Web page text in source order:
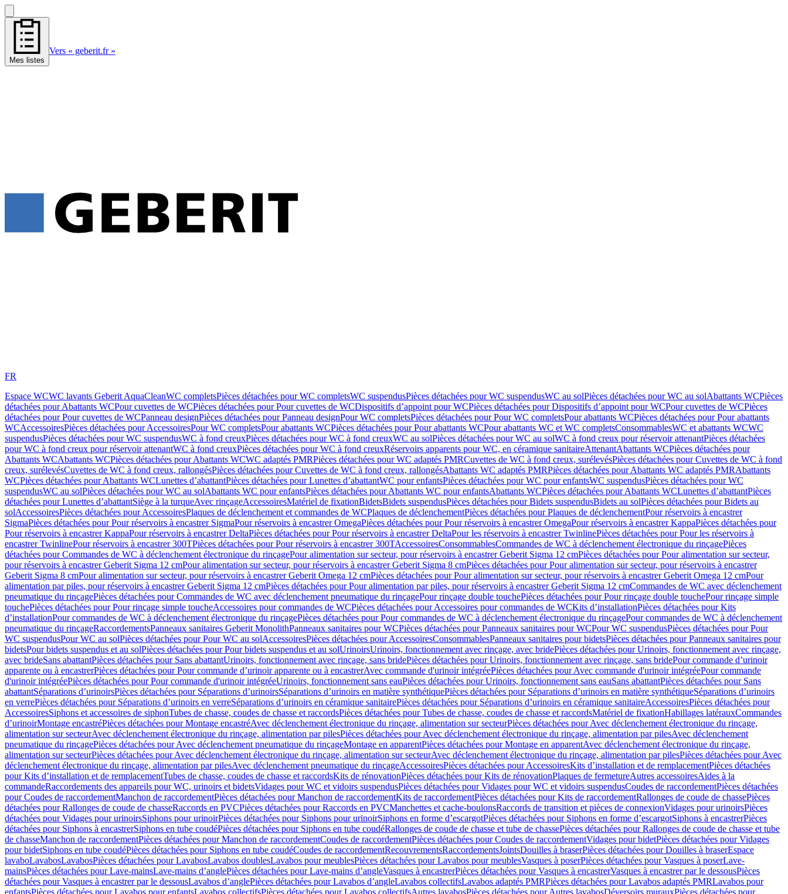
Mes listes
Vers « geberit.fr »
FR
Espace WCWC lavants Geberit AquaCleanWC completsPièces détachées pour WC completsWC suspendusPièces détachées pour WC suspendusWC au solPièces détachées pour WC au solAbattants WCPièces
détachées pour Abattants WCPour cuvettes de WCPièces détachées pour Pour cuvettes de WCDispositifs d’appoint pour WCPièces détachées pour Dispositifs d’appoint pour WCPour cuvettes de WCPièces
détachées pour Pour cuvettes de WCPanneau designPièces détachées pour Panneau designPour WC completsPièces détachées pour Pour WC completsPour abattants WCPièces détachées pour Pour abattants
WCAccessoiresPièces détachées pour AccessoiresPour WC completsPour abattants WCPièces détachées pour Pour abattants WCPour abattants WC et WC completsConsommablesWC et abattants WCWC
suspendusPièces détachées pour WC suspendusWC à fond creuxPièces détachées pour WC à fond creuxWC au solPièces détachées pour WC au solWC à fond creux pour réservoir attenantPièces détachées
pour WC à fond creux pour réservoir attenantWC à fond creuxPièces détachées pour WC à fond creuxRéservoirs apparents pour WC, en céramique sanitaireAttenantAbattants WCPièces détachées pour
Abattants WCAbattants WCPièces détachées pour Abattants WCWC adaptés PMRPièces détachées pour WC adaptés PMRCuvettes de WC à fond creux, surélevésPièces détachées pour Cuvettes de WC à fond
creux, surélevésCuvettes de WC à fond creux, rallongésPièces détachées pour Cuvettes de WC à fond creux, rallongésAbattants WC adaptés PMRPièces détachées pour Abattants WC adaptés PMRAbattants
WCPièces détachées pour Abattants WCLunettes d’abattantPièces détachées pour Lunettes d’abattantWC pour enfantsPièces détachées pour WC pour enfantsWC suspendusPièces détachées pour WC
suspendusWC au solPièces détachées pour WC au solAbattants WC pour enfantsPièces détachées pour Abattants WC pour enfantsAbattants WCPièces détachées pour Abattants WCLunettes d’abattantPièces
détachées pour Lunettes d’abattantSiège à la turqueAvec rinçageAccessoiresMatériel de fixationBidetsBidets suspendusPièces détachées pour Bidets suspendusBidets au solPièces détachées pour Bidets au
solAccessoiresPièces détachées pour AccessoiresPlaques de déclenchement et commandes de WCPlaques de déclenchementPièces détachées pour Plaques de déclenchementPour réservoirs à encastrer
SigmaPièces détachées pour Pour réservoirs à encastrer SigmaPour réservoirs à encastrer OmegaPièces détachées pour Pour réservoirs à encastrer OmegaPour réservoirs à encastrer KappaPièces détachées pour
Pour réservoirs à encastrer KappaPour réservoirs à encastrer DeltaPièces détachées pour Pour réservoirs à encastrer DeltaPour les réservoirs à encastrer TwinlinePièces détachées pour Pour les réservoirs à
encastrer TwinlinePour réservoirs à encastrer 300TPièces détachées pour Pour réservoirs à encastrer 300TAccessoiresConsommablesCommandes de WC à déclenchement électronique du rinçagePièces
détachées pour Commandes de WC à déclenchement électronique du rinçagePour alimentation sur secteur, pour réservoirs à encastrer Geberit Sigma 12 cmPièces détachées pour Pour alimentation sur secteur,
pour réservoirs à encastrer Geberit Sigma 12 cmPour alimentation sur secteur, pour réservoirs à encastrer Geberit Sigma 8 cmPièces détachées pour Pour alimentation sur secteur, pour réservoirs à encastrer
Geberit Sigma 8 cmPour alimentation sur secteur, pour réservoirs à encastrer Geberit Omega 12 cmPièces détachées pour Pour alimentation sur secteur, pour réservoirs à encastrer Geberit Omega 12 cmPour
alimentation par piles, pour réservoirs à encastrer Geberit Sigma 12 cmPièces détachées pour Pour alimentation par piles, pour réservoirs à encastrer Geberit Sigma 12 cmCommandes de WC avec déclenchement
pneumatique du rinçagePièces détachées pour Commandes de WC avec déclenchement pneumatique du rinçagePour rinçage double touchePièces détachées pour Pour rinçage double touchePour rinçage simple
touchePièces détachées pour Pour rinçage simple toucheAccessoires pour commandes de WCPièces détachées pour Accessoires pour commandes de WCKits d’installationPièces détachées pour Kits
d’installationPour commandes de WC à déclenchement électronique du rinçagePièces détachées pour Pour commandes de WC à déclenchement électronique du rinçagePour commandes de WC à déclenchement
pneumatique du rinçageRaccordementsPanneaux sanitaires Geberit MonolithPanneaux sanitaires pour WCPièces détachées pour Panneaux sanitaires pour WCPour WC suspendusPièces détachées pour Pour
WC suspendusPour WC au solPièces détachées pour Pour WC au solAccessoiresPièces détachées pour AccessoiresConsommablesPanneaux sanitaires pour bidetsPièces détachées pour Panneaux sanitaires pour
bidetsPour bidets suspendus et au solPièces détachées pour Pour bidets suspendus et au solUrinoirsUrinoirs, fonctionnement avec rinçage, avec bridePièces détachées pour Urinoirs, fonctionnement avec rinçage,
avec brideSans abattantPièces détachées pour Sans abattantUrinoirs, fonctionnement avec rinçage, sans bridePièces détachées pour Urinoirs, fonctionnement avec rinçage, sans bridePour commande d’urinoir
apparente ou à encastrerPièces détachées pour Pour commande d’urinoir apparente ou à encastrerAvec commande d'urinoir intégréePièces détachées pour Avec commande d'urinoir intégréePour commande
d'urinoir intégréePièces détachées pour Pour commande d'urinoir intégréeUrinoirs, fonctionnement sans eauPièces détachées pour Urinoirs, fonctionnement sans eauSans abattantPièces détachées pour Sans
abattantSéparations d’urinoirsPièces détachées pour Séparations d’urinoirsSéparations d’urinoirs en matière synthétiquePièces détachées pour Séparations d’urinoirs en matière synthétiqueSéparations d’urinoirs
en verrePièces détachées pour Séparations d’urinoirs en verreSéparations d’urinoirs en céramique sanitairePièces détachées pour Séparations d’urinoirs en céramique sanitaireAccessoiresPièces détachées pour
AccessoiresSiphons et accessoires de siphonTubes de chasse, coudes de chasse et raccordsPièces détachées pour Tubes de chasse, coudes de chasse et raccordsMatériel de fixationHabillages latérauxCommandes
dʼurinoirMontage encastréPièces détachées pour Montage encastréAvec déclenchement électronique du rinçage, alimentation sur secteurPièces détachées pour Avec déclenchement électronique du rinçage,
alimentation sur secteurAvec déclenchement électronique du rinçage, alimentation par pilesPièces détachées pour Avec déclenchement électronique du rinçage, alimentation par pilesAvec déclenchement
pneumatique du rinçagePièces détachées pour Avec déclenchement pneumatique du rinçageMontage en apparentPièces détachées pour Montage en apparentAvec déclenchement électronique du rinçage,
alimentation sur secteurPièces détachées pour Avec déclenchement électronique du rinçage, alimentation sur secteurAvec déclenchement électronique du rinçage, alimentation par pilesPièces détachées pour Avec
déclenchement électronique du rinçage, alimentation par pilesAvec déclenchement pneumatique du rinçageAccessoiresPièces détachées pour AccessoiresKits d’installation et de remplacementPièces détachées
pour Kits d’installation et de remplacementTubes de chasse, coudes de chasse et raccordsKits de rénovationPièces détachées pour Kits de rénovationPlaques de fermetureAutres accessoiresAides à la
commandeRaccordements des appareils pour WC, urinoirs et bidetsVidages pour WC et vidoirs suspendusPièces détachées pour Vidages pour WC et vidoirs suspendusCoudes de raccordementPièces détachées
pour Coudes de raccordementManchon de raccordementPièces détachées pour Manchon de raccordementKits de raccordementPièces détachées pour Kits de raccordementRallonges de coude de chassePièces
détachées pour Rallonges de coude de chasseRaccords en PVCPièces détachées pour Raccords en PVCManchettes et cache-boulonsRaccords de transition et pièces de connexionVidages pour urinoirsPièces
détachées pour Vidages pour urinoirsSiphons pour urinoirPièces détachées pour Siphons pour urinoirSiphons en forme d’escargotPièces détachées pour Siphons en forme d’escargotSiphons à encastrerPièces
détachées pour Siphons à encastrerSiphons en tube coudéPièces détachées pour Siphons en tube coudéRallonges de coude de chasse et tube de chassePièces détachées pour Rallonges de coude de chasse et tube
de chasseManchon de raccordementPièces détachées pour Manchon de raccordementCoudes de raccordementPièces détachées pour Coudes de raccordementVidages pour bidetPièces détachées pour Vidages
pour bidetSiphons en tube coudéPièces détachées pour Siphons en tube coudéCoudes de raccordementRecouvrementsRaccordementsJointsDouilles à braserPièces détachées pour Douilles à braserEspace
lavaboLavabosLavabosPièces détachées pour LavabosLavabos doublesLavabos pour meublesPièces détachées pour Lavabos pour meublesVasques à poserPièces détachées pour Vasques à poserLave-
mainsPièces détachées pour Lave-mainsLave-mains d’anglePièces détachées pour Lave-mains d’angleVasques à encastrerPièces détachées pour Vasques à encastrerVasques à encastrer par le dessousPièces
détachées pour Vasques à encastrer par le dessousLavabos d’anglePièces détachées pour Lavabos d’angleLavabos collectifsLavabos adaptés PMRPièces détachées pour Lavabos adaptés PMRLavabos pour
enfantsPièces détachées pour Lavabos pour enfantsLavabos collectifsPièces détachées pour Lavabos collectifsAutres lavabosPièces détachées pour Autres lavabosDéversoirs murauxPièces détachées pour